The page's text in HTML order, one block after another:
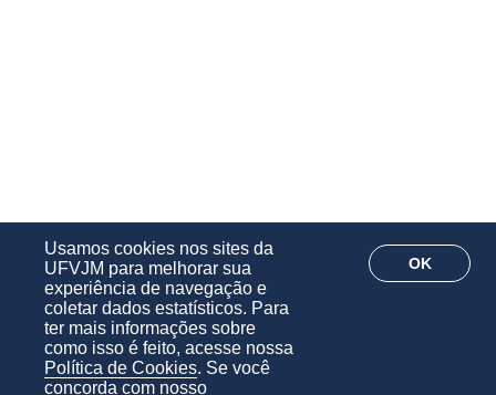
Usamos cookies nos sites da
UFVJM para melhorar sua
experiência de navegação e
coletar dados estatísticos. Para
ter mais informações sobre
como isso é feito, acesse nossa
Política de Cookies. Se você
concorda com nosso
OK